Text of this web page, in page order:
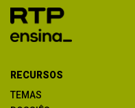
RECURSOS
TEMAS